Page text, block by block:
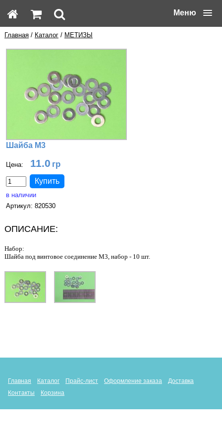
Меню
Главная/ Каталог/ МЕТИЗЫ
Шайба М3
Цена: 11.0
в наличии
Артикул: 820530
ОПИСАНИЕ:
Набор:
Шайба под винтовое соединение М3, набор - 10 шт.
Главная Каталог Прайс-лист Оформление заказа
Доставка
Контакты
Корзина